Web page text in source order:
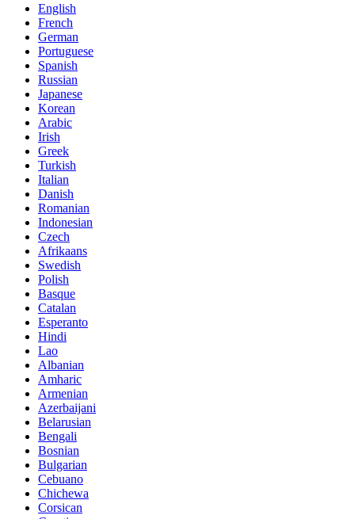
English
French
German
Portuguese
Spanish
Russian
Japanese
Korean
Arabic
Irish
Greek
Turkish
Italian
Danish
Romanian
Indonesian
Czech
Afrikaans
Swedish
Polish
Basque
Catalan
Esperanto
Hindi
Lao
Albanian
Amharic
Armenian
Azerbaijani
Belarusian
Bengali
Bosnian
Bulgarian
Cebuano
Chichewa
Corsican